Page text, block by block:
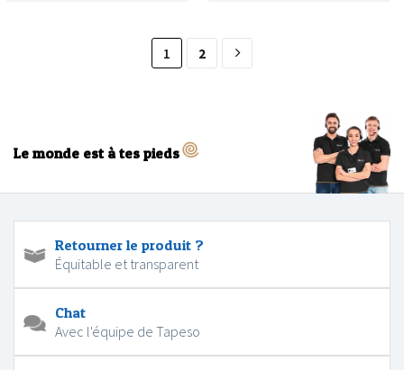
1 2
Le monde est à tes pieds
Retourner le produit ?
Équitable et transparent
Chat
Avec l'équipe de Tapeso